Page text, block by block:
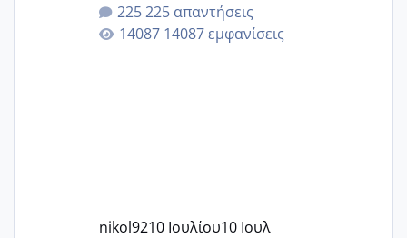
225 απαντήσεις
14087 εμφανίσεις
nikol9210 Ιουλίου10 Ιουλ